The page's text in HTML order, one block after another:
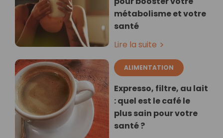
métabolisme et votre
santé
Lire la suite
ALIMENTATION
Expresso, filtre, au lait
: quel est le café le
plus sain pour votre
santé ?